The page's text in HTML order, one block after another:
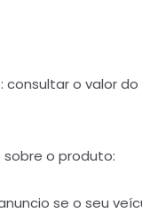
consultar o valor
o produto:
se o seu